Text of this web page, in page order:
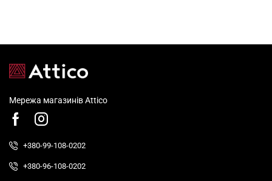
Мережа магазинів Attico
+380-99-108-0202
+380-96-108-0202